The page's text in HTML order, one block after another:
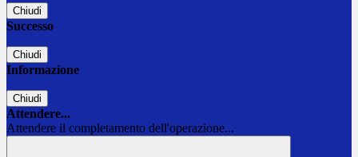
Chiudi
Successo
Chiudi
Informazione
Chiudi
Attendere...
Attendere il completamento dell'operazione...